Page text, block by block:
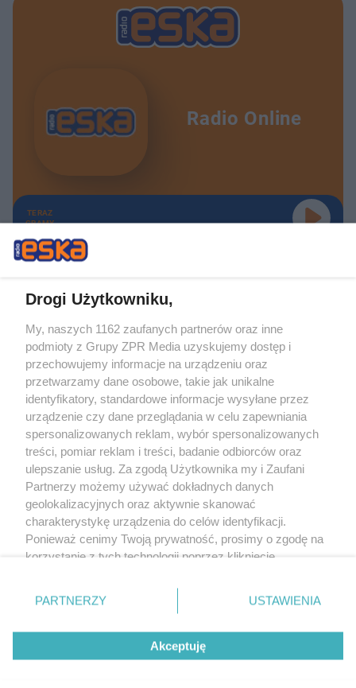
Radio Online
TERAZ
GRAMY
Żaden utwór zamieszczony w serwisie nie może być powielany i
rozpowszechniany lub dalej rozpowszechniany w jakikolwiek sposób (w
tym także elektroniczny lub mechaniczny) na jakimkolwiek polu
eksploatacji w jakiejkolwiek formie, włącznie z umieszczaniem w Internecie
bez pisemnej zgody właściciela praw. Jakiekolwiek użycie lub
wykorzystanie utworów w całości lub w części z naruszeniem prawa, tzn.
bez właściwej zgody, jest zabronione pod groźbą kary i może być ścigane
prawnie.
O nas
Drogi Użytkowniku,
My, naszych 1162 zaufanych partnerów oraz inne
podmioty z Grupy ZPR Media uzyskujemy dostęp i
przechowujemy informacje na urządzeniu oraz
przetwarzamy dane osobowe, takie jak unikalne
identyfikatory, standardowe informacje wysyłane przez
urządzenie czy dane przeglądania w celu zapewniania
spersonalizowanych reklam, wybór spersonalizowanych
treści, pomiar reklam i treści, badanie odbiorców oraz
ulepszanie usług. Za zgodą Użytkownika my i Zaufani
Partnerzy możemy używać dokładnych danych
geolokalizacyjnych oraz aktywnie skanować
charakterystykę urządzenia do celów identyfikacji.
Ponieważ cenimy Twoją prywatność, prosimy o zgodę na
korzystanie z tych technologii poprzez kliknięcie
zmienić/wycofać klikając przycisk ustawień prywatności
znajdujący się w lewym dolnym rogu strony
rodzaje przetwarzania danych nie wymagają zgody
użytkownika, ale masz prawo sprzeciwić się takiemu
przetwarzaniu. Preferencje będą miały zastosowanie tylko
PARTNERZY USTAWIENIA
Akceptuję